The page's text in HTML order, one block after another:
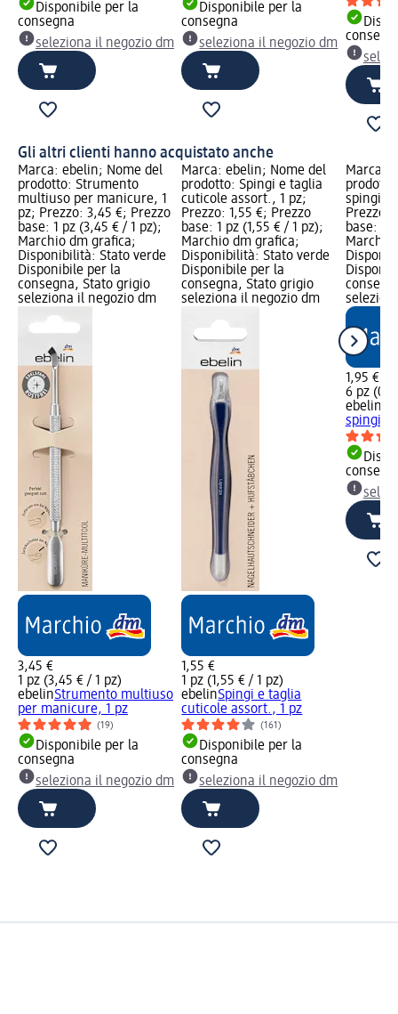
Disponibile per la
consegna
seleziona il negozio dm
Disponibile per la
consegna
seleziona il negozio dm
Gli altri clienti hanno acquistato anche
Marca: ebelin; Nome del
prodotto: Strumento
multiuso per manicure, 1
pz; Prezzo: 3,45 €; Prezzo
base: 1 pz (3,45 € / 1 pz);
Marchio dm grafica;
Disponibilità: Stato verde
Disponibile per la
consegna, Stato grigio
seleziona il negozio dm
3,45 €
1 pz (3,45 € / 1 pz)
ebelinStrumento multiuso
per manicure, 1 pz
(19)
Disponibile per la
consegna
seleziona il negozio dm
Marca: ebelin; Nome del
prodotto: Spingi e taglia
cuticole assort., 1 pz;
Prezzo: 1,55 €; Prezzo
base: 1 pz (1,55 € / 1 pz);
Marchio dm grafica;
Disponibilità: Stato verde
Disponibile per la
consegna, Stato grigio
seleziona il negozio dm
1,55 €
1 pz (1,55 € / 1 pz)
ebelinSpingi e taglia
cuticole assort., 1 pz
(161)
Disponibile per la
consegna
seleziona il negozio dm
Marca:
Prezzo:
base: 6
Marchio
1,95 €
6 pz
ebelin